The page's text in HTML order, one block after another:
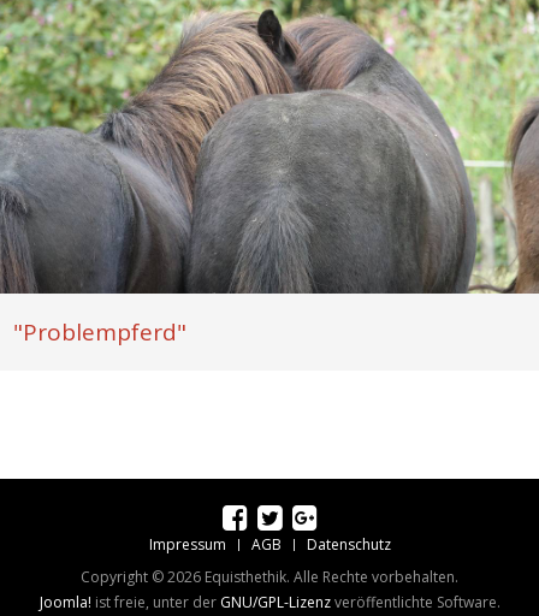
"Problempferd"
Impressum AGB
Datenschutz
Copyright © 2026 Equisthethik. Alle Rechte vorbehalten.
Joomla! ist freie, unter der GNU/GPL-Lizenzveröffentlichte Software.